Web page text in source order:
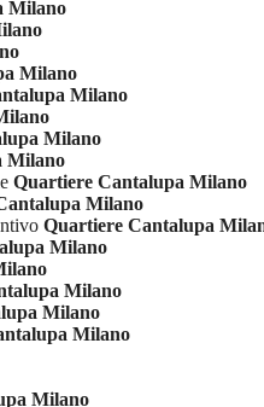
Milano
Milano
Milano
Milano
Milano
Quartiere Cantalupa Milano
Milano
Quartiere Cantalupa
Milano
Milano
Milano
Milano
Milano